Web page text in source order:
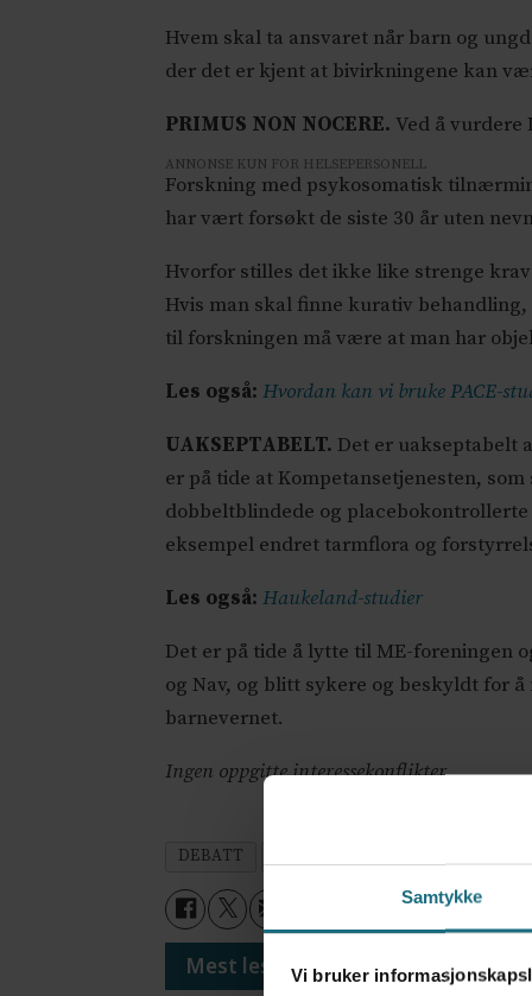
Samtykke
Vi bruker
Hvem skal ta ansvaret når barn og
der det er kjent at bivirkningene kan
PRIMUS NON NOCERE.Ved å
ANNONSE KUN FOR HELSEPERSONELL
Forskning med psykosomatisk
har vært forsøkt de siste 30 år uten
Hvorfor stilles det ikke like strenge
Hvis man skal finne kurativ
til forskningen må være at man har
Les også: Hvordan kan vi bruke PACE-
UAKSEPTABELT. Det er uakseptabelt
er på tide at Kompetansetjenesten,
dobbeltblindede og
eksempel endret tarmflora og
Les også:Haukeland-studier
Det er på tide å lytte til ME-foreningen
og Nav, og blitt sykere og beskyldt for
barnevernet.
Ingen oppgitte interessekonflikter
DEBATT
Mest lest siste syv dager: